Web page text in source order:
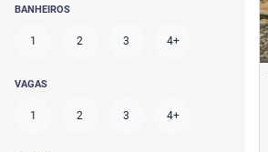
BANHEIROS
1 2 3 4+
VAGAS
1 2 3 4+